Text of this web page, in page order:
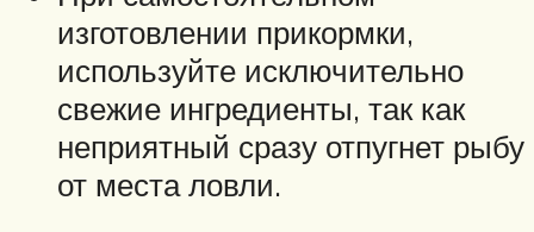
изготовлении прикормки,
используйте исключительно
свежие ингредиенты, так как
неприятный сразу отпугнет рыбу
от места ловли.